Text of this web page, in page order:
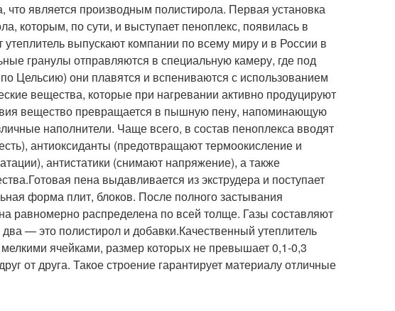
является производным полистирола. Первая установка
которым, по сути, и выступает пеноплекс, появилась в
выпускают компании по всему миру и в России в
гранулы отправляются в специальную камеру, где под
Цельсию) они плавятся и вспениваются с использованием
вещества, которые при нагревании активно продуцируют
вещество превращается в пышную пену, напоминающую
наполнители. Чаще всего, в состав пеноплекса вводят
антиоксиданты (предотвращают термоокисление и
антистатики (снимают напряжение), а также
пена выдавливается из экструдера и поступает
форма плит, блоков. После полного застывания
равномерно распределена по всей толще. Газы составляют
— это полистирол и добавки.Качественный утеплитель
ячейками, размер которых не превышает 0,1-0,3
от друга. Такое строение гарантирует материалу отличные